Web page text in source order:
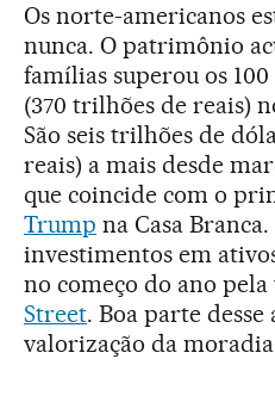
Os norte-americanos
nunca. O patrimônio
famílias superou os
(370 trilhões de reais)
São seis trilhões de
reais) a mais desde
que coincide com o
Trump na Casa
investimentos em
no começo do ano
Street. Boa parte
valorização da